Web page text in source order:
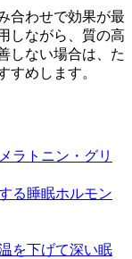
合わせで効果が最
しながら、質の高
しない場合は、た
すめします。
ラトニン・グリ
る睡眠ホルモン
を下げて深い眠